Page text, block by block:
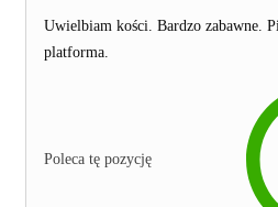
Uwielbiam kości. Bardzo zabawne.
platforma.
Poleca tę pozycję